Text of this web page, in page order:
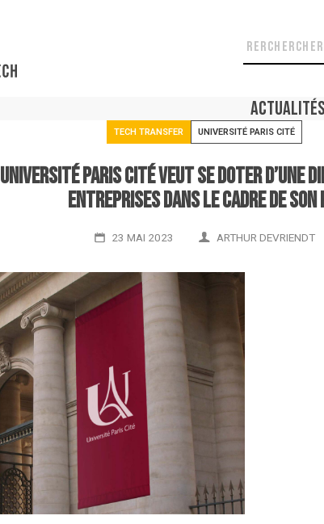
Actualités
TECH TRANSFER UNIVERSITÉ PARIS CITÉ
Université Paris Cité veut se doter d’une
entreprises dans le cadre de son
23 MAI 2023 ARTHUR DEVRIENDT